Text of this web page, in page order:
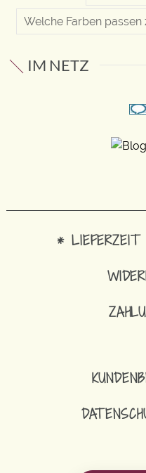
Welche Farben passen
IM NETZ
* LIEFERZEIT